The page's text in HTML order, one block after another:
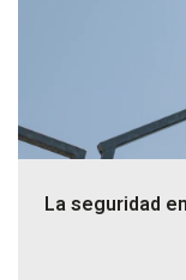
La seguridad